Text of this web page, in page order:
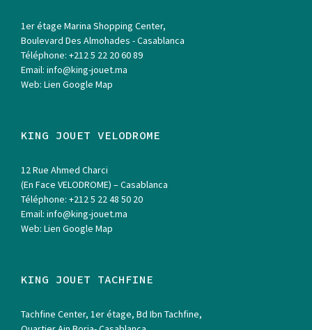
1er étage Marina Shopping Center,
Boulevard Des Almohades - Casablanca
Téléphone: +212 5 22 20 60 89
Email: info@king-jouet.ma
Web: Lien Google Map
KING JOUET VELODROME
12 Rue Ahmed Charci
(En Face VELODROME) – Casablanca
Téléphone: +212 5 22 48 50 20
Email: info@king-jouet.ma
Web: Lien Google Map
KING JOUET TACHFINE
Tachfine Center, 1er étage, Bd Ibn Tachfine,